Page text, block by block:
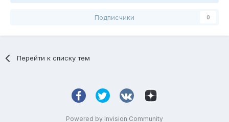
Подписчики 0
Перейти к списку тем
Powered by Invision Community